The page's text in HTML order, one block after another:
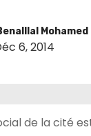
Mohamed
6, 2014
de la cité